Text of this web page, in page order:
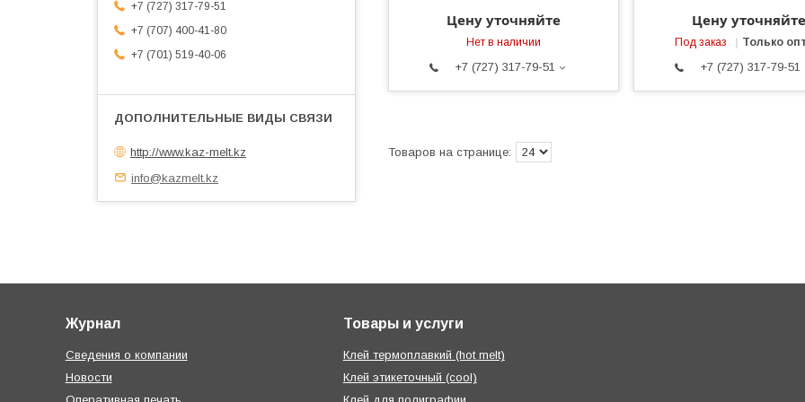
Цену уточняйте
Нет в наличии
+7 (727) 317-79-51
Цену уточняйте
Под заказ Только
+7 (727) 317-79-51
+7 (727) 317-79-51
+7 (707) 400-41-80
+7 (701) 519-40-06
http://www.kaz-melt.kz
info@kazmelt.kz
Журнал
Сведения о компании
Новости
Товары и услуги
Клей термоплавкий (hot melt)
Клей этикеточный (cool)